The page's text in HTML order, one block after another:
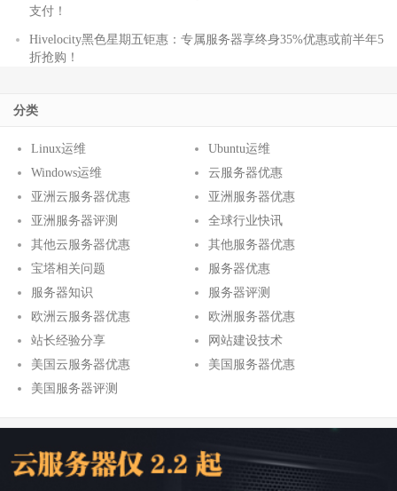
支付！
Hivelocity黑色星期五钜惠：专属服务器享终身35%优惠或前半年5
折抢购！
分类
Linux运维
Ubuntu运维
Windows运维
云服务器优惠
亚洲云服务器优惠
亚洲服务器优惠
亚洲服务器评测
全球行业快讯
其他云服务器优惠
其他服务器优惠
宝塔相关问题
服务器优惠
服务器知识
服务器评测
欧洲云服务器优惠
欧洲服务器优惠
站长经验分享
网站建设技术
美国云服务器优惠
美国服务器优惠
美国服务器评测